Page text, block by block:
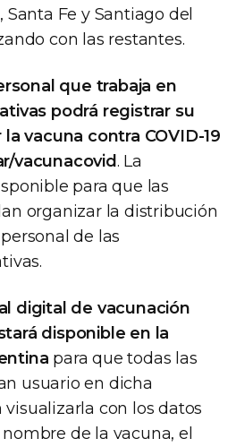
Santa Fe y Santiago del
con las restantes.
que trabaja en
podrá registrar su
vacuna contra COVID-19
vacunacovid. La
para que las
organizar la distribución
de las
digital de vacunación
disponible en la
para que todas las
usuario en dicha
con los datos
de la vacuna, el